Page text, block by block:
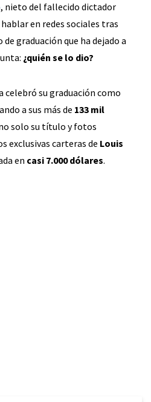
, nieto del fallecido dictador
en redes sociales tras
graduación que ha dejado a
¿quién se lo dio?
celebró su graduación como
a sus más de 133 mil
solo su título y fotos
exclusivas carteras de Louis
en casi 7.000 dólares.